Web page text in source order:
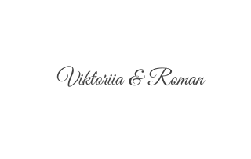
Viktoriia & Roman